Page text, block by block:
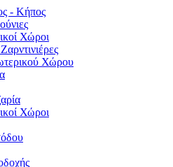
- Κήπος
Χώροι
Χώρου
Χώροι